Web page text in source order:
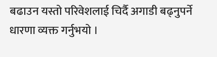
बढाउन यस्तो परिवेशलाई चिर्दै अगाडी बढ्नुपर्ने
धारणा व्यक्त गर्नुभयो ।